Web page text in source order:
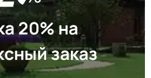
20% на
заказ